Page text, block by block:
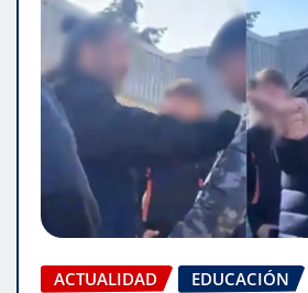
ACTUALIDAD EDUCACIÓN